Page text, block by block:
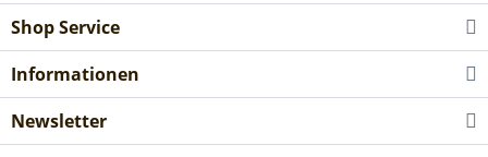
Shop Service
Informationen
Newsletter